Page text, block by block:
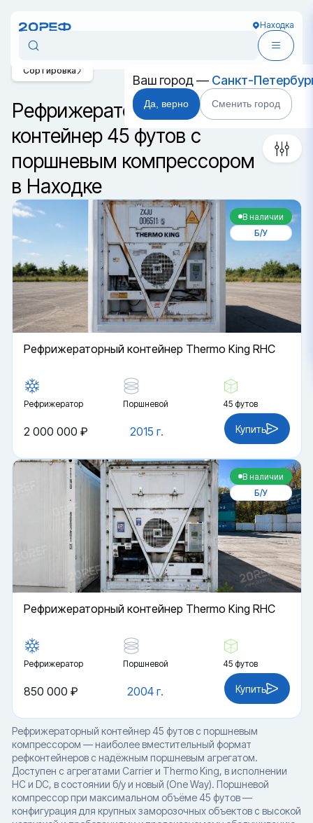
Находка
Ваш город — Санкт-
Да, верно Сменить город
Рефрижераторный
контейнер 45 футов с
поршневым компрессором
в Находке
Сортировка
В наличии
Б/У
Рефрижераторный контейнер Thermo King RHC
Рефрижератор Поршневой 45 футов
2015 г.
2 000 000 ₽ Купить
В наличии
Б/У
Рефрижераторный контейнер Thermo King RHC
Рефрижератор Поршневой 45 футов
2004 г.
850 000 ₽ Купить
Рефрижераторный контейнер 45 футов с поршневым
компрессором — наиболее вместительный формат
рефконтейнеров с надёжным поршневым агрегатом.
Доступен с агрегатами Carrier и Thermo King, в исполнении
HC и DC, в состоянии б/у и новый (One Way). Поршневой
компрессор при максимальном объёме 45 футов —
конфигурация для крупных заморозочных объектов с высокой